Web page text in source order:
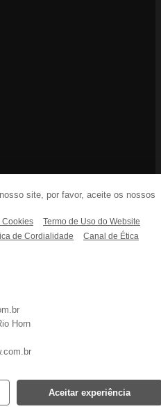
site, por favor, aceite os nossos
Cookies
Termo de Uso do Website
de Cordialidade Canal de Ética
Horn
Aceitar experiência